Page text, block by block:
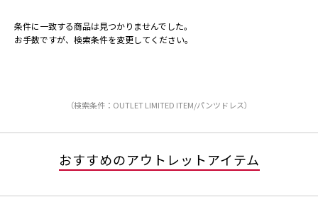
条件に一致する商品は見つかりませんでした。
お手数ですが、検索条件を変更してください。
（検索条件：OUTLET LIMITED ITEM/パンツドレス）
おすすめのアウトレットアイテム